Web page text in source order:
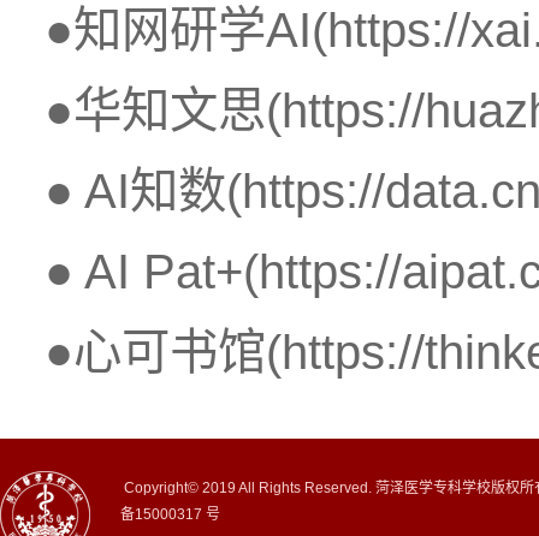
●知网研学AI(https://
●华知文思(https://
● AI知数(https://
● AI Pat+(https://
●心可书馆(https://
Copyright© 2019 All Rights Reserved. 菏泽医学专科学校版权
备15000317 号